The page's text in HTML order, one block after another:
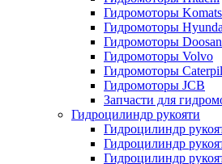
Гидромоторы
Гидромоторы
Гидромоторы Doosan
Гидромоторы Volvo
Гидромоторы
Гидромоторы JCB
Запчасти для
Гидроцилиндр рукояти
Гидроцилиндр
Гидроцилиндр
Гидроцилиндр